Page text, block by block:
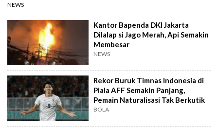
NEWS
Kantor Bapenda DKI Jakarta
Dilalap si Jago Merah, Api Semakin
Membesar
NEWS
Rekor Buruk Timnas Indonesia di
Piala AFF Semakin Panjang,
Pemain Naturalisasi Tak Berkutik
BOLA